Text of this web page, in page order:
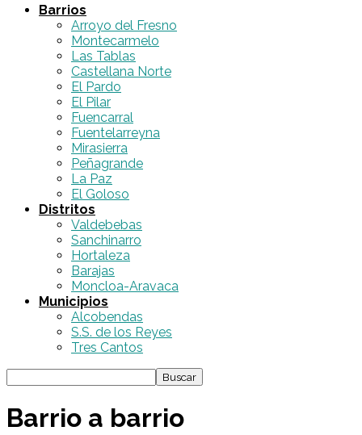
Barrios
Arroyo del Fresno
Montecarmelo
Las Tablas
Castellana Norte
El Pardo
El Pilar
Fuencarral
Fuentelarreyna
Mirasierra
Peñagrande
La Paz
El Goloso
Distritos
Valdebebas
Sanchinarro
Hortaleza
Barajas
Moncloa-Aravaca
Municipios
Alcobendas
S.S. de los Reyes
Tres Cantos
Barrio a barrio